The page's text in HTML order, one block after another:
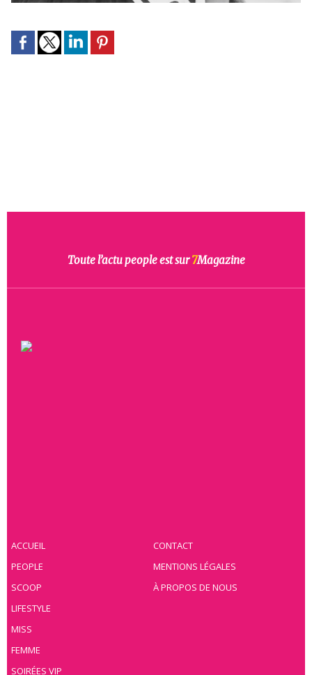
Toute l’actu people est sur7Magazine
ACCUEIL
PEOPLE
SCOOP
LIFESTYLE
MISS
FEMME
SOIRÉES VIP
CONTACT
MENTIONS LÉGALES
À PROPOS DE NOUS